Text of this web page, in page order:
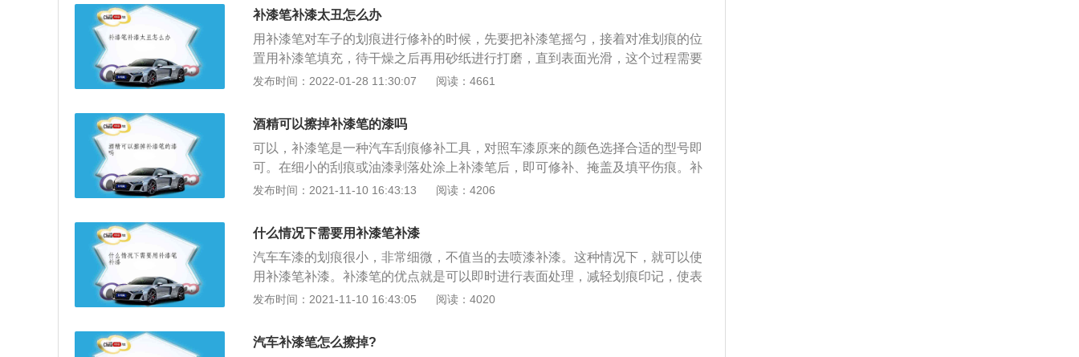
层；6、十分钟后，喷涂第二层；7、再过十分钟，等待上次喷涂风干后，进行第
三次喷涂；8、修补完成，如果气温低于20度，可以用吹风机辅助，加速每次的
风干时间。
补漆笔补漆太丑怎么办
用补漆笔对车子的划痕进行修补的时候，先要把补漆笔摇匀，接着对准划痕的位
置用补漆笔填充，待干燥之后再用砂纸进行打磨，直到表面光滑，这个过程需要
很小心，以免伤到原车漆。首先需要使用胶带对划痕上下位置进行限位，这样可
下摇晃30次以上，可以使车漆液变得均匀，接着把漆笔取出，再刮去多余的漆
液，先薄薄地在划痕处涂上一层，隔五分钟之后再操作两遍，三遍，直到划痕处
的漆面略微高出正常漆面即可。接着就是等待干燥，这个过程通常要两到三天，
在这个期间不能够洗车，然后，等补过的车漆干燥了之后，可以用事先泡好的砂
纸在补漆的部位朝同一方向打磨，直到与原车漆面平整为止。
发布时间：2022-01-28 11:30:07 阅读：4661
酒精可以擦掉补漆笔的漆吗
可以，补漆笔是一种汽车刮痕修补工具，对照车漆原来的颜色选择合适的型号即
可。在细小的刮痕或油漆剥落处涂上补漆笔后，即可修补、掩盖及填平伤痕。补
漆笔的成分一般为原车车漆，因汽车型号不同，所以不同汽车只能使用专用的补
漆。先进行底漆喷涂，将光车壳浸入漆槽里，取出后用200度烘干底漆，然后送
入无尘车间用静电喷上面漆，然后继续用200度烘干，最后会再加上一层清漆。
使用技巧：补漆前先清洁受损部位，可用极细的水砂纸蘸水轻轻磨去锈斑，完全
擦净，涂上一层底漆，这样可以让锈迹不会扩大、加重，如果是新的刮伤，可擦
净后直接涂上底漆，待涂上的底漆干了后，再用水砂纸将其磨平，再用补漆笔进
笔涂抹。
发布时间：2021-11-10 16:43:13 阅读：4206
什么情况下需要用补漆笔补漆
汽车车漆的划痕很小，非常细微，不值当的去喷漆补漆。这种情况下，就可以使
用补漆笔补漆。补漆笔的优点就是可以即时进行表面处理，减轻划痕印记，使表
面划痕看不出来。遮盖痕迹以后，也可以简单地起到隔绝作用，短期内防止生
端就是下雨或洗车过后，需要重新涂抹。另外被涂抹的地方会很不均匀，因为毕
竟不是喷涂的方法，还是比较容易能看出来的。最后就是没有办法做到补漆那样
发布时间：2021-11-10 16:43:05 阅读：4020
汽车补漆笔怎么擦掉?